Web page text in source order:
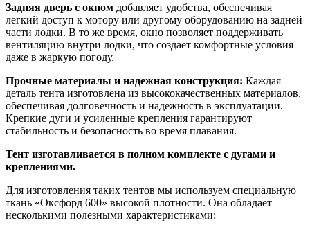
Задняя дверь с окном добавляет удобства, обеспечивая
легкий доступ к мотору или другому оборудованию на задней
части лодки. В то же время, окно позволяет поддерживать
вентиляцию внутри лодки, что создает комфортные условия
даже в жаркую погоду.
Прочные материалы и надежная конструкция: Каждая
деталь тента изготовлена из высококачественных материалов,
обеспечивая долговечность и надежность в эксплуатации.
Крепкие дуги и усиленные крепления гарантируют
стабильность и безопасность во время плавания.
Тент изготавливается в полном комплекте с дугами и
креплениями.
Для изготовления таких тентов мы используем специальную
ткань «Оксфорд 600» высокой плотности. Она обладает
несколькими полезными характеристиками: